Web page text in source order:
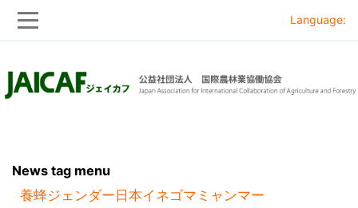
to
to
Language:
News tag menu
養蜂ジェンダー 日本イネゴマ ミャンマー